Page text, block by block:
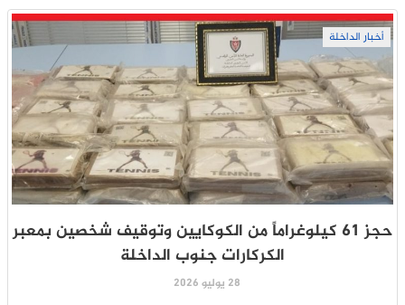
أخبار الداخلة
حجز 61 كيلوغراماً من الكوكايين وتوقيف شخصين بمعبر
الكركارات جنوب الداخلة
28 يوليو 2026